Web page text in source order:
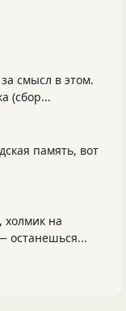
смысл в этом.
(сбор...
память, вот
холмик на
останешься...